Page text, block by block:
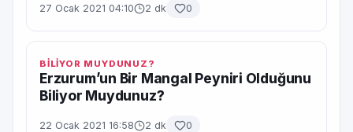
27 Ocak 2021 04:10 2 dk 0
BİLİYOR MUYDUNUZ?
Erzurum’un Bir Mangal Peyniri Olduğunu
Biliyor Muydunuz?
22 Ocak 2021 16:58 2 dk 0